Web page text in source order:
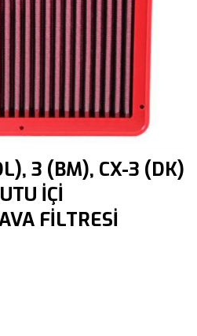
3 (BM), CX-3 (DK)
İÇİ
FİLTRESİ